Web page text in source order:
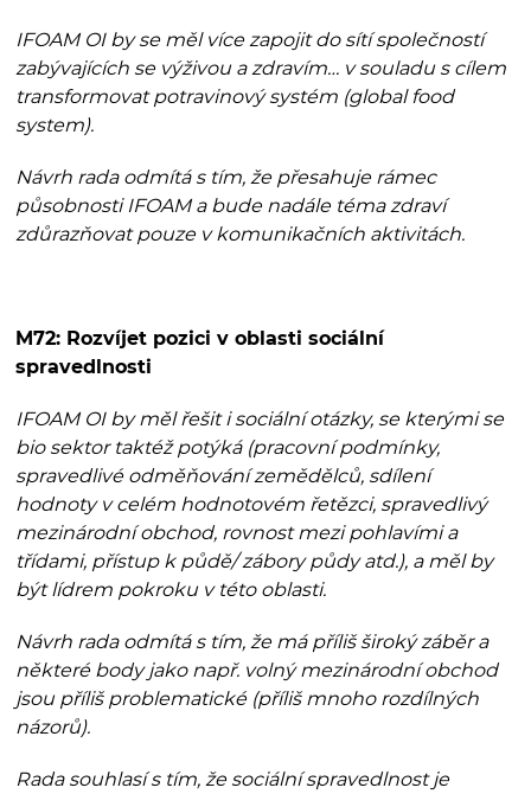
IFOAM OI by se měl více zapojit do sítí společností
zabývajících se výživou a zdravím… v souladu s cílem
transformovat potravinový systém (global food
system).
Návrh rada odmítá s tím, že přesahuje rámec
působnosti IFOAM a bude nadále téma zdraví
zdůrazňovat pouze v komunikačních aktivitách.
M72: Rozvíjet pozici v oblasti sociální
spravedlnosti
IFOAM OI by měl řešit i sociální otázky, se kterými se
bio sektor taktéž potýká (pracovní podmínky,
spravedlivé odměňování zemědělců, sdílení
hodnoty v celém hodnotovém řetězci, spravedlivý
mezinárodní obchod, rovnost mezi pohlavími a
třídami, přístup k půdě/ zábory půdy atd.), a měl by
být lídrem pokroku v této oblasti.
Návrh rada odmítá s tím, že má příliš široký záběr a
některé body jako např. volný mezinárodní obchod
jsou příliš problematické (příliš mnoho rozdílných
názorů).
Rada souhlasí s tím, že sociální spravedlnost je